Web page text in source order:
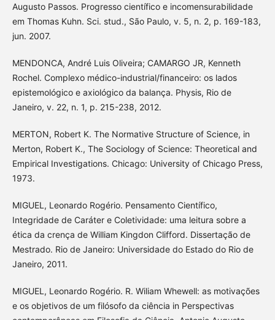
Augusto Passos. Progresso científico e incomensurabilidade
em Thomas Kuhn. Sci. stud., São Paulo, v. 5, n. 2, p. 169-183,
jun. 2007.
MENDONCA, André Luis Oliveira; CAMARGO JR, Kenneth
Rochel. Complexo médico-industrial/financeiro: os lados
epistemológico e axiológico da balança. Physis, Rio de
Janeiro, v. 22, n. 1, p. 215-238, 2012.
MERTON, Robert K. The Normative Structure of Science, in
Merton, Robert K., The Sociology of Science: Theoretical and
Empirical Investigations. Chicago: University of Chicago Press,
1973.
MIGUEL, Leonardo Rogério. Pensamento Científico,
Integridade de Caráter e Coletividade: uma leitura sobre a
ética da crença de William Kingdon Clifford. Dissertação de
Mestrado. Rio de Janeiro: Universidade do Estado do Rio de
Janeiro, 2011.
MIGUEL, Leonardo Rogério. R. Wiliam Whewell: as motivações
e os objetivos de um filósofo da ciência in Perspectivas